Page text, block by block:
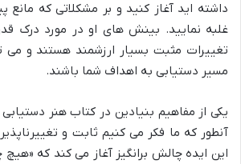
داشته اید آغاز کنید و بر مشکلاتی که
غلبه نمایید. بینش های او در مورد درک
تغییرات مثبت بسیار ارزشمند هستند و می
مسیر دستیابی به اهداف شما باشند.
یکی از مفاهیم بنیادین در کتاب هنر
آنطور که ما فکر می کنیم ثابت و
این ایده چالش برانگیز آغاز می کند که «هیچ